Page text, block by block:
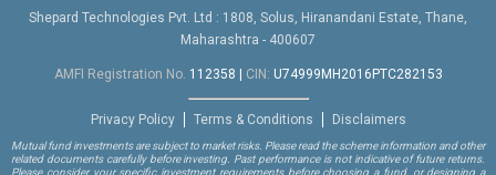
Shepard Technologies Pvt. Ltd : 1808, Solus, Hiranandani Estate, Thane,
Maharashtra - 400607
AMFI Registration No. 112358 | CIN: U74999MH2016PTC282153
Privacy Policy Terms & Conditions Disclaimers
Mutual fund investments are subject to market risks. Please read the scheme information and other
related documents carefully before investing. Past performance is not indicative of future returns.
Please consider your specific investment requirements before choosing a fund, or designing a